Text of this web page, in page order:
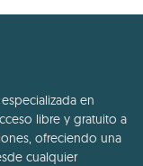
en
libre y gratuito a
ofreciendo una
cualquier